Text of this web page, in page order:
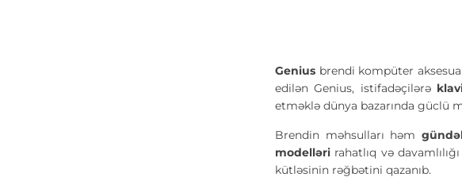
Genius brendi kompüter
edilən Genius, istifadəçilərə
etməklə dünya bazarında güclü
Brendin məhsulları həm
modelləri rahatlıq və
kütləsinin rəğbətini qazanıb.